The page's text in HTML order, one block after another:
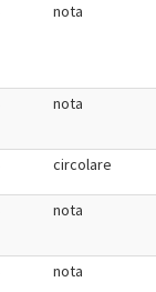
nota
nota
circolare
nota
nota